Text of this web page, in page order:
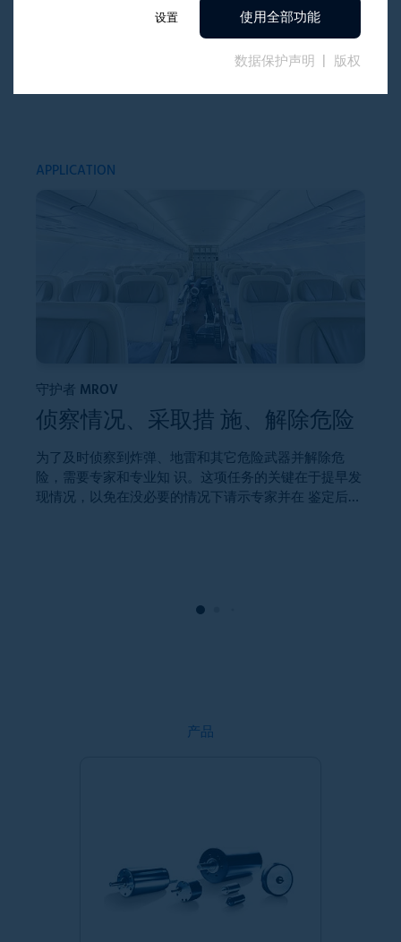
APPLICATION
守护者 MROV
侦察情况、采取措 施、解除危险
为了及时侦察到炸弹、地雷和其它危险武器并解除危
险，需要专家和专业知 识。这项任务的关键在于提早发
现情况，以免在没必要的情况下请示专家并在 鉴定后确
产品
设置 使用全部功能
数据保护声明 版权